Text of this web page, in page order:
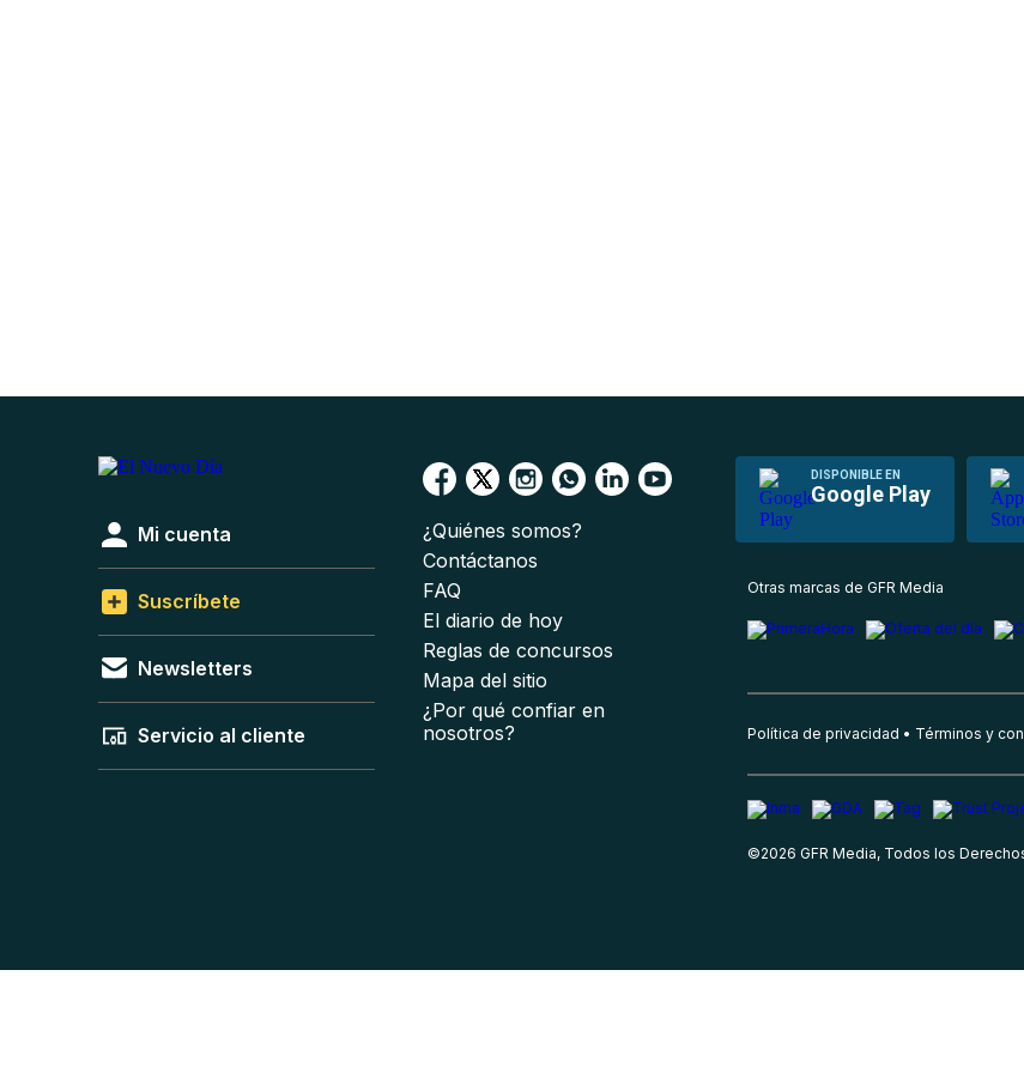
DISPONIBLE EN
Google Play
Mi cuenta
Suscríbete
Newsletters
Servicio al cliente
¿Quiénes somos?
Contáctanos
FAQ
El diario de hoy
Reglas de concursos
Mapa del sitio
¿Por qué confiar en
nosotros?
Otras marcas de GFR Media
Política de privacidad Términos y
©2026 GFR Media, Todos los